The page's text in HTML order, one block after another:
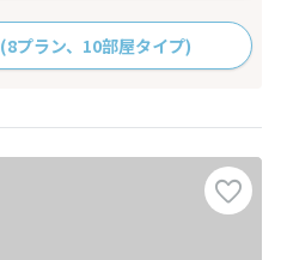
(8プラン、10部屋タイプ)